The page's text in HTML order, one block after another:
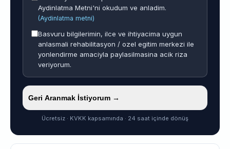
Aydinlatma Metni'ni okudum ve anladim.
(Aydinlatma metni)
Basvuru bilgilerimin, ilce ve ihtiyacima uygun
anlasmali rehabilitasyon / ozel egitim merkezi ile
yonlendirme amaciyla paylasilmasina acik riza
veriyorum.
Geri Aranmak İstiyorum →
Ücretsiz · KVKK kapsamında · 24 saat içinde dönüş